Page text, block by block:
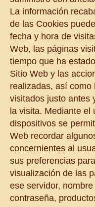
La información
de las Cookies
fecha y hora de
Web, las páginas
tiempo que ha
Sitio Web y las
realizadas, así como
visitados justo antes
la visita. Mediante el
dispositivos se
Web recordar
concernientes al
sus preferencias
visualización de las
ese servidor, nombre
contraseña,